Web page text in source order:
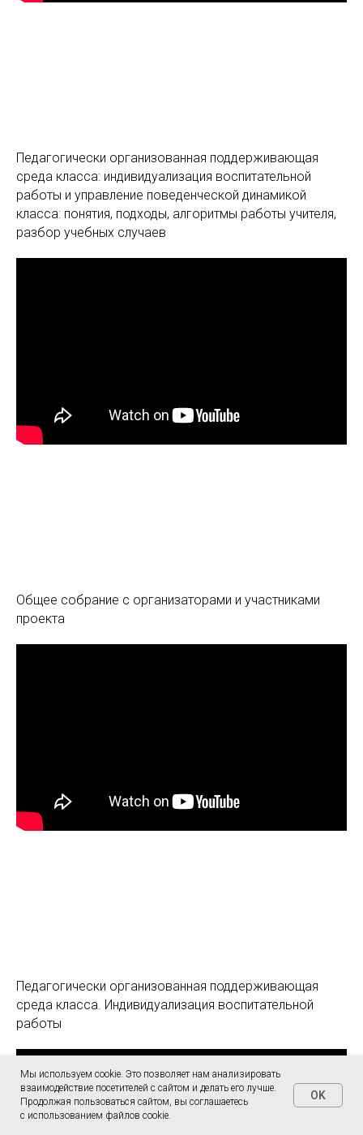
Педагогически организованная поддерживающая
среда класса: индивидуализация воспитательной
работы и управление поведенческой динамикой
класса: понятия, подходы, алгоритмы работы учителя,
разбор учебных случаев
Общее собрание с организаторами и участниками
проекта
Педагогически организованная поддерживающая
среда класса. Индивидуализация воспитательной
работы
Мы используем cookie. Это позволяет нам анализировать
взаимодействие посетителей с сайтом и делать его лучше.
Продолжая пользоваться сайтом, вы соглашаетесь
с использованием файлов cookie.
OK